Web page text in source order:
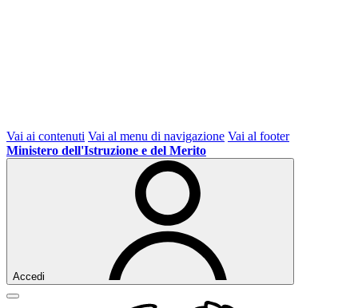
Vai ai contenuti Vai al menu di navigazione Vai al footer
Ministero dell'Istruzione e del Merito
Accedi